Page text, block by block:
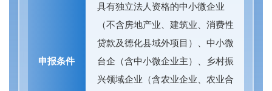
申报条件
具有独立法人资格的中小微企业
（不含房地产业、建筑业、消费性
贷款及德化县域外项目）、中小微
台企（含中小微企业主）、乡村振
兴领域企业（含农业企业、农业合